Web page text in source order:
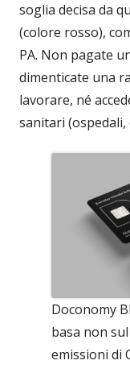
soglia decisa da
(colore rosso),
PA. Non pagate
dimenticate una
lavorare, né
sanitari (ospedali,
Doconomy
basa non
emissioni di